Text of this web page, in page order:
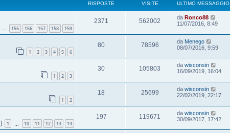
RISPOSTE VISITE ULTIMO MESSAGGIO
… 155 156 157 158 159
2371 562002 da Ronco88
11/07/2016, 8:49
1 2 3 4 5 6
80 78596 da Menego
08/07/2016, 9:59
1 2 3
30 105803 da wisconsin
16/09/2019, 16:04
1 2
18 25699 da wisconsin
22/02/2019, 22:17
1 10 11 12 13 14
197 119671 da wisconsin
30/09/2017, 17:42